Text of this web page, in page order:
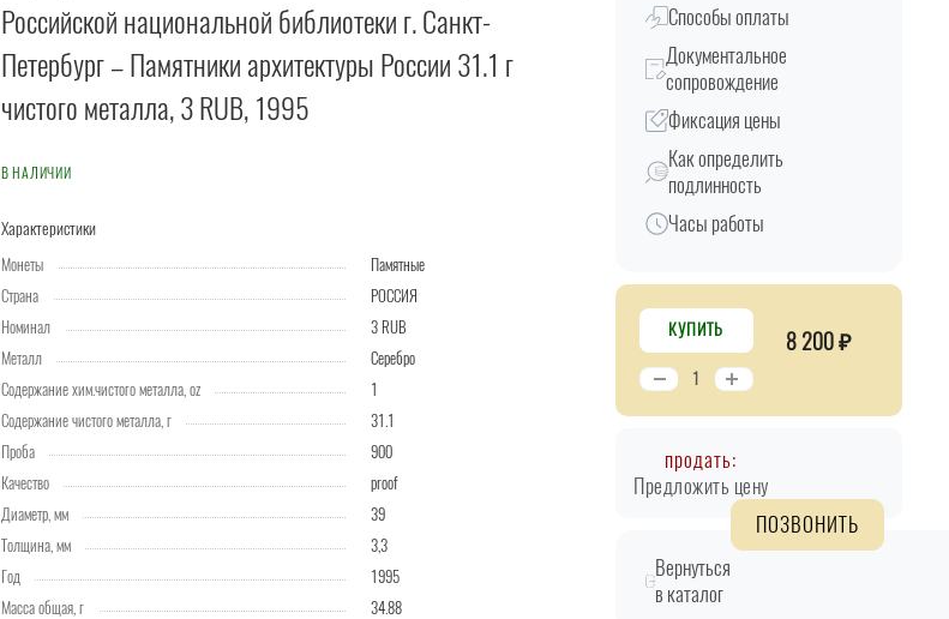
Российской национальной библиотеки г. Санкт-
Петербург – Памятники архитектуры России 31.1 г
чистого металла, 3 RUB, 1995
В НАЛИЧИИ
Характеристики
Монеты
Памятные
Страна
РОССИЯ
Номинал
3 RUB
Металл
Серебро
Содержание хим.чистого металла, oz
1
Содержание чистого металла, г
31.1
Проба
900
Качество
proof
Диаметр, мм
39
Толщина, мм
3,3
Год
1995
Масса общая, г
34.88
Способы оплаты
Документальное
сопровождение
Фиксация цены
Как определить
подлинность
Часы работы
КУПИТЬ 8 200 ₽
продать:
Предложить цену
ПОЗВОНИТЬ
Вернуться
в каталог